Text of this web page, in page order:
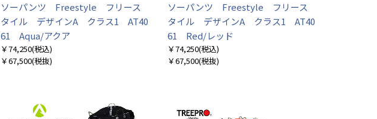
ソーパンツ Freestyle フリース
タイル デザインA クラス1 AT40
61 Aqua/アクア
￥74,250(税込)
￥67,500(税抜)
ソーパンツ Freestyle フリース
タイル デザインA クラス1 AT40
61 Red/レッド
￥74,250(税込)
￥67,500(税抜)